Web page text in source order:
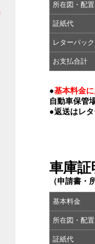
所在図・
証紙代
レターパッ
お支払合計
●基本料金に
自動車保管
●返送はレ
車庫証
（申請書・
基本料金
所在図・配
証紙代